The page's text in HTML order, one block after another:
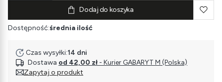
Dodaj do koszyka
Dostępność:średnia ilość
Czas wysyłki:14 dni
Dostawa od 42,00 zł - Kurier GABARYT M (Polska)
Zapytaj o produkt